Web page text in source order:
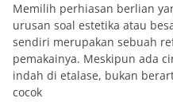
Memilih perhiasan berlian
urusan soal estetika atau
sendiri merupakan sebuah
pemakainya. Meskipun ada
indah di etalase, bukan
cocok